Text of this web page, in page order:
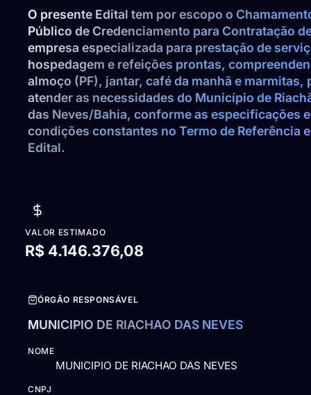
O presente Edital tem por escopo o
Público de Credenciamento para Contratação
empresa especializada para prestação de
hospedagem e refeições prontas,
almoço (PF), jantar, café da manhã e marmitas,
atender as necessidades do Município de
das Neves/Bahia, conforme as especificações e
condições constantes no Termo de Referência e
Edital.
VALOR ESTIMADO
R$ 4.146.376,08
ÓRGÃO RESPONSÁVEL
MUNICIPIO DE RIACHAO DAS NEVES
NOME
MUNICIPIO DE RIACHAO DAS NEVES
CNPJ